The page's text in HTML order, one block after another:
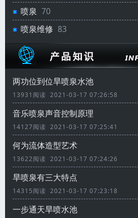
喷泉 70
喷泉维修 83
两功位到位旱喷泉水池
13931阅读 2021-03-17 07:26:58
音乐喷泉声音控制原理
14127阅读 2021-03-17 07:25:41
何为流体造型艺术
13622阅读 2021-03-17 07:24:26
旱喷泉有三大特点
14315阅读 2021-03-17 07:23:18
一步通天旱喷水池